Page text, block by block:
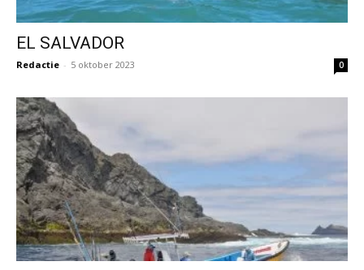
EL SALVADOR
Redactie - 5 oktober 2023 0